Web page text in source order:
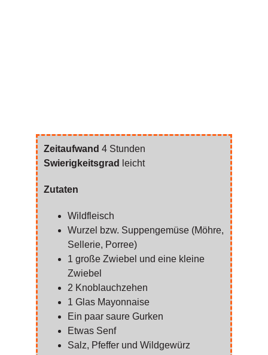
Zeitaufwand 4 Stunden
Swierigkeitsgrad
leicht
Zutaten
Wildfleisch
Wurzel bzw. Suppengemüse (Möhre,
Sellerie, Porree)
1 große Zwiebel und eine kleine
Zwiebel
2 Knoblauchzehen
1 Glas Mayonnaise
Ein paar saure Gurken
Etwas Senf
Salz, Pfeffer und Wildgewürz